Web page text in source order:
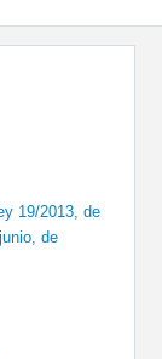
19/2013, de
de